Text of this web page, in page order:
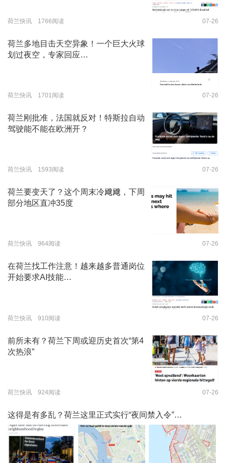
荷兰快讯 1766阅读 07-26
荷兰多地目击天空异象！一个巨大火球
划过夜空，专家回应…
荷兰快讯 1701阅读 07-26
荷兰刚批准，法国就反对！特斯拉自动
驾驶能不能在欧洲开？
荷兰快讯 1593阅读 07-26
荷兰要变天了？这个周末冷飕飕，下周
部分地区直冲35度
荷兰快讯 964阅读 07-26
在荷兰找工作注意！越来越多普通岗位
开始要求AI技能…
荷兰快讯 910阅读 07-26
前所未有？荷兰下周或迎历史首次“第4
次热浪”
荷兰快讯 924阅读 07-26
这得是有多乱？荷兰这里正式实行“夜间禁入令”…